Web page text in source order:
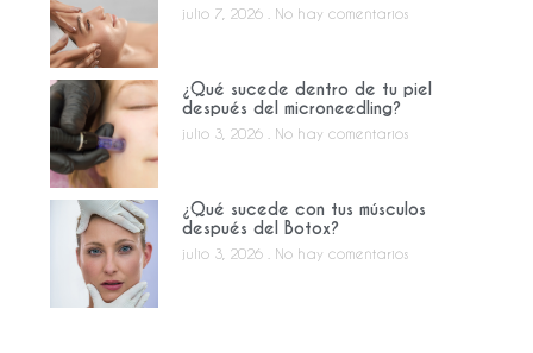
julio 7, 2026 No hay comentarios
¿Qué sucede dentro de tu piel
después del microneedling?
julio 3, 2026 No hay comentarios
¿Qué sucede con tus músculos
después del Botox?
julio 3, 2026 No hay comentarios